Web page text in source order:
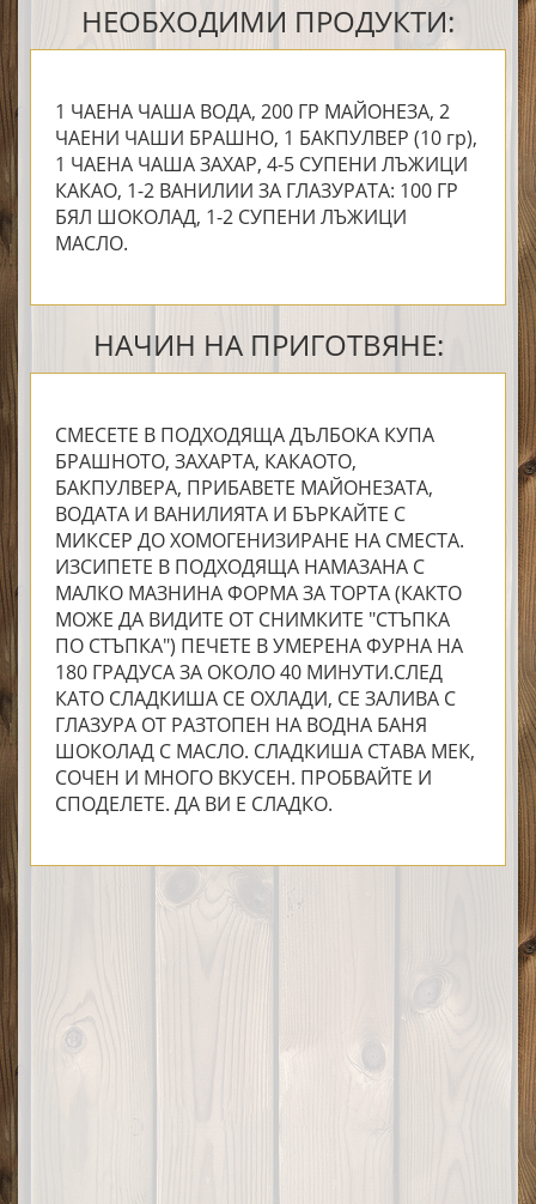
НЕОБХОДИМИ ПРОДУКТИ:
1 ЧАЕНА ЧАША ВОДА, 200 ГР МАЙОНЕЗА, 2
ЧАЕНИ ЧАШИ БРАШНО, 1 БАКПУЛВЕР (10 гр),
1 ЧАЕНА ЧАША ЗАХАР, 4-5 СУПЕНИ ЛЪЖИЦИ
КАКАО, 1-2 ВАНИЛИИ ЗА ГЛАЗУРАТА: 100 ГР
БЯЛ ШОКОЛАД, 1-2 СУПЕНИ ЛЪЖИЦИ
МАСЛО.
НАЧИН НА ПРИГОТВЯНЕ:
СМЕСЕТЕ В ПОДХОДЯЩА ДЪЛБОКА КУПА
БРАШНОТО, ЗАХАРТА, КАКАОТО,
БАКПУЛВЕРА, ПРИБАВЕТЕ МАЙОНЕЗАТА,
ВОДАТА И ВАНИЛИЯТА И БЪРКАЙТЕ С
МИКСЕР ДО ХОМОГЕНИЗИРАНЕ НА СМЕСТА.
ИЗСИПЕТЕ В ПОДХОДЯЩА НАМАЗАНА С
МАЛКО МАЗНИНА ФОРМА ЗА ТОРТА (КАКТО
МОЖЕ ДА ВИДИТЕ ОТ СНИМКИТЕ "СТЪПКА
ПО СТЪПКА") ПЕЧЕТЕ В УМЕРЕНА ФУРНА НА
180 ГРАДУСА ЗА ОКОЛО 40 МИНУТИ.СЛЕД
КАТО СЛАДКИША СЕ ОХЛАДИ, СЕ ЗАЛИВА С
ГЛАЗУРА ОТ РАЗТОПЕН НА ВОДНА БАНЯ
ШОКОЛАД С МАСЛО. СЛАДКИША СТАВА МЕК,
СОЧЕН И МНОГО ВКУСЕН. ПРОБВАЙТЕ И
СПОДЕЛЕТЕ. ДА ВИ Е СЛАДКО.